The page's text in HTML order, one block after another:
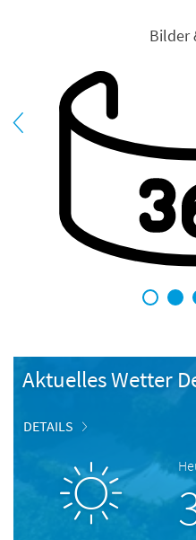
Bilder
1 2
Aktuelles Wetter
DETAILS